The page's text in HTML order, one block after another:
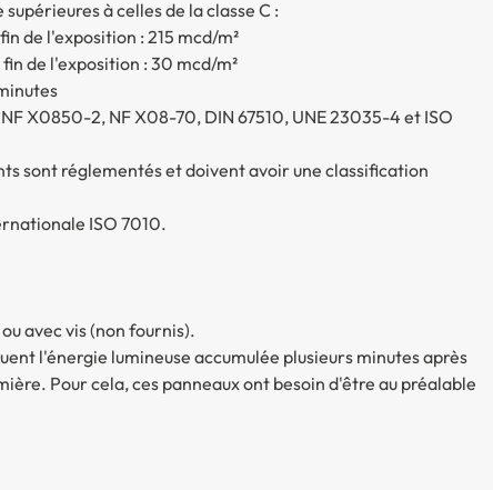
à celles de la classe C :
de l'exposition : 215 mcd/m²
de l'exposition : 30 mcd/m²
X0850-2, NF X08-70, DIN 67510, UNE 23035-4 et ISO
sont réglementés et doivent avoir une classification
ISO 7010.
avec vis (non fournis).
l'énergie lumineuse accumulée plusieurs minutes après
Pour cela, ces panneaux ont besoin d'être au préalable